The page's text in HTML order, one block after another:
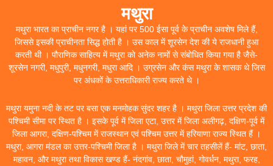
मथुरा
मथुरा भारत का प्राचीन नगर है । यहां पर 500 ईसा पूर्व के प्राचीन अवशेष मिले हैं,
जिससे इसकी प्राचीनता सिद्ध होती है । उस काल में शूरसेन देश की ये राजधानी हुआ
करती थी । पौराणिक साहित्य में मथुरा को अनेक नामों से संबोधित किया गया है जैसे-
शूरसेन नगरी, मधुपुरी, मधुनगरी, मधुरा आदि । उग्रसेन और कंस मथुरा के शासक थे जिस
पर अंधकों के उत्तराधिकारी राज्य करते थे ।
मथुरा यमुना नदी के तट पर बसा एक मनमोहक सुंदर शहर है । मथुरा जिला उत्तर प्रदेश की
पश्चिमी सीमा पर स्थित है । इसके पूर्व में जिला एटा, उत्तर में जिला अलीगढ़, दक्षिण-पूर्व में
जिला आगरा, दक्षिण-पश्चिम में राजस्थान एवं पश्चिम उत्तर में हरियाणा राज्य स्थित हैं ।
मथुरा, आगरा मंडल का उत्तर-पश्चिमी जिला है । मथुरा जिले में चार तहसीलें हैं- मांट, छाता,
महावन, और मथुरा तथा विकास खण्ड हैं- नंदगांव, छाता, चौमुहां, गोवर्धन, मथुरा, फरह,